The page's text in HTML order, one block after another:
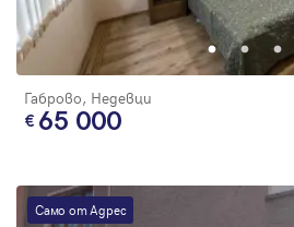
Габрово, Недевци
65 000
Само от Адрес
Парола